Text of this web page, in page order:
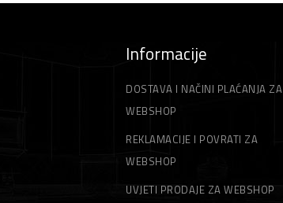
Informacije
DOSTAVA I NAČINI PLAĆANJA ZA
WEBSHOP
REKLAMACIJE I POVRATI ZA
WEBSHOP
UVJETI PRODAJE ZA WEBSHOP